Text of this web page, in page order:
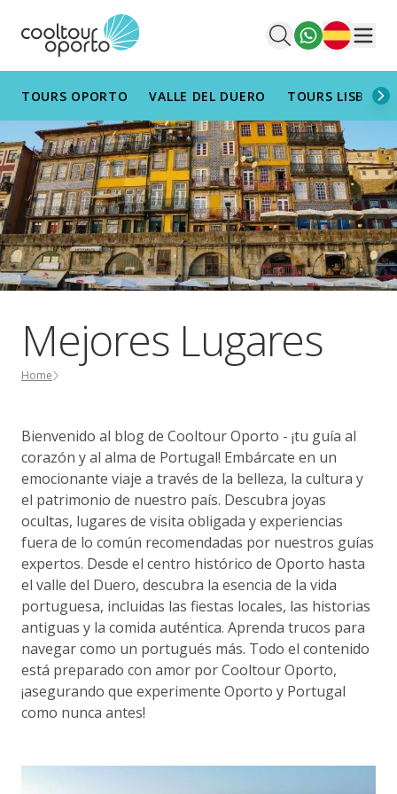
Español
TOURS OPORTO VALLE DEL DUERO TOURS LISBOA
Mejores Lugares
Home
Bienvenido al blog de Cooltour Oporto - ¡tu guía al
corazón y al alma de Portugal! Embárcate en un
emocionante viaje a través de la belleza, la cultura y
el patrimonio de nuestro país. Descubra joyas
ocultas, lugares de visita obligada y experiencias
fuera de lo común recomendadas por nuestros guías
expertos. Desde el centro histórico de Oporto hasta
el valle del Duero, descubra la esencia de la vida
portuguesa, incluidas las fiestas locales, las historias
antiguas y la comida auténtica. Aprenda trucos para
navegar como un portugués más. Todo el contenido
está preparado con amor por Cooltour Oporto,
¡asegurando que experimente Oporto y Portugal
como nunca antes!